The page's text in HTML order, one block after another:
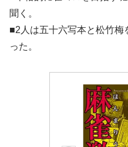
聞く。
■2人は五十六写本と松竹梅
った。